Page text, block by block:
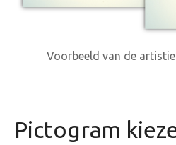
Voorbeeld van de
Pictogram